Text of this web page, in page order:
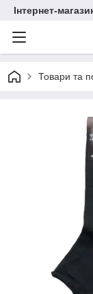
Інтернет-
Товари та